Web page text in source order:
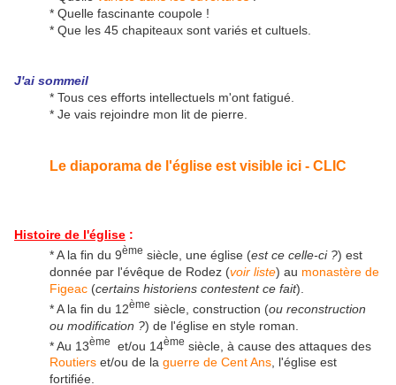
* Quelle fascinante coupole !
* Que les 45 chapiteaux sont variés et cultuels.
J'ai sommeil
* Tous ces efforts intellectuels m'ont fatigué.
* Je vais rejoindre mon lit de pierre.
Le diaporama de l'église est visible ici - CLIC
Histoire de l'église :
* A la fin du 9ème siècle, une église (est ce celle-ci ?) est
donnée par l'évêque de Rodez (voir liste) au monastère de
Figeac (certains historiens contestent ce fait).
* A la fin du 12ème siècle, construction (ou reconstruction
ou modification ?) de l'église en style roman.
* Au 13ème et/ou 14ème siècle, à cause des attaques des
Routiers et/ou de la guerre de Cent Ans , l'église est
fortifiée.